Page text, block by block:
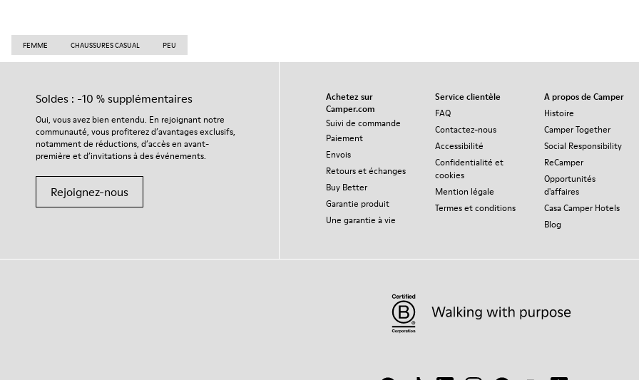
FEMME CHAUSSURES CASUAL PEU
Soldes : -10 % supplémentaires
Oui, vous avez bien entendu. En rejoignant notre
communauté, vous profiterez d’avantages exclusifs,
notamment de réductions, d’accès en avant-
première et d’invitations à des événements.
Rejoignez-nous
Achetez sur
Camper.com
Suivi de commande
Paiement
Envois
Retours et échanges
Buy Better
Garantie produit
Une garantie à vie
Service clientèle
FAQ
Contactez-nous
Accessibilité
Confidentialité et
cookies
Mention légale
Termes et conditions
A propos de Camper
Histoire
Camper Together
Social Responsibility
ReCamper
Opportunités
d'affaires
Casa Camper Hotels
Blog